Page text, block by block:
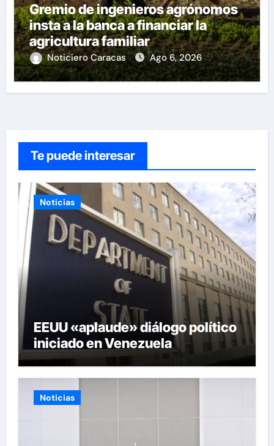
Gremio de ingenieros agrónomos
insta a la banca a financiar la
agricultura familiar
Noticiero Caracas Ago 6, 2026
Te puede interesar
Noticias
EEUU «aplaude» diálogo político
iniciado en Venezuela
Noticias